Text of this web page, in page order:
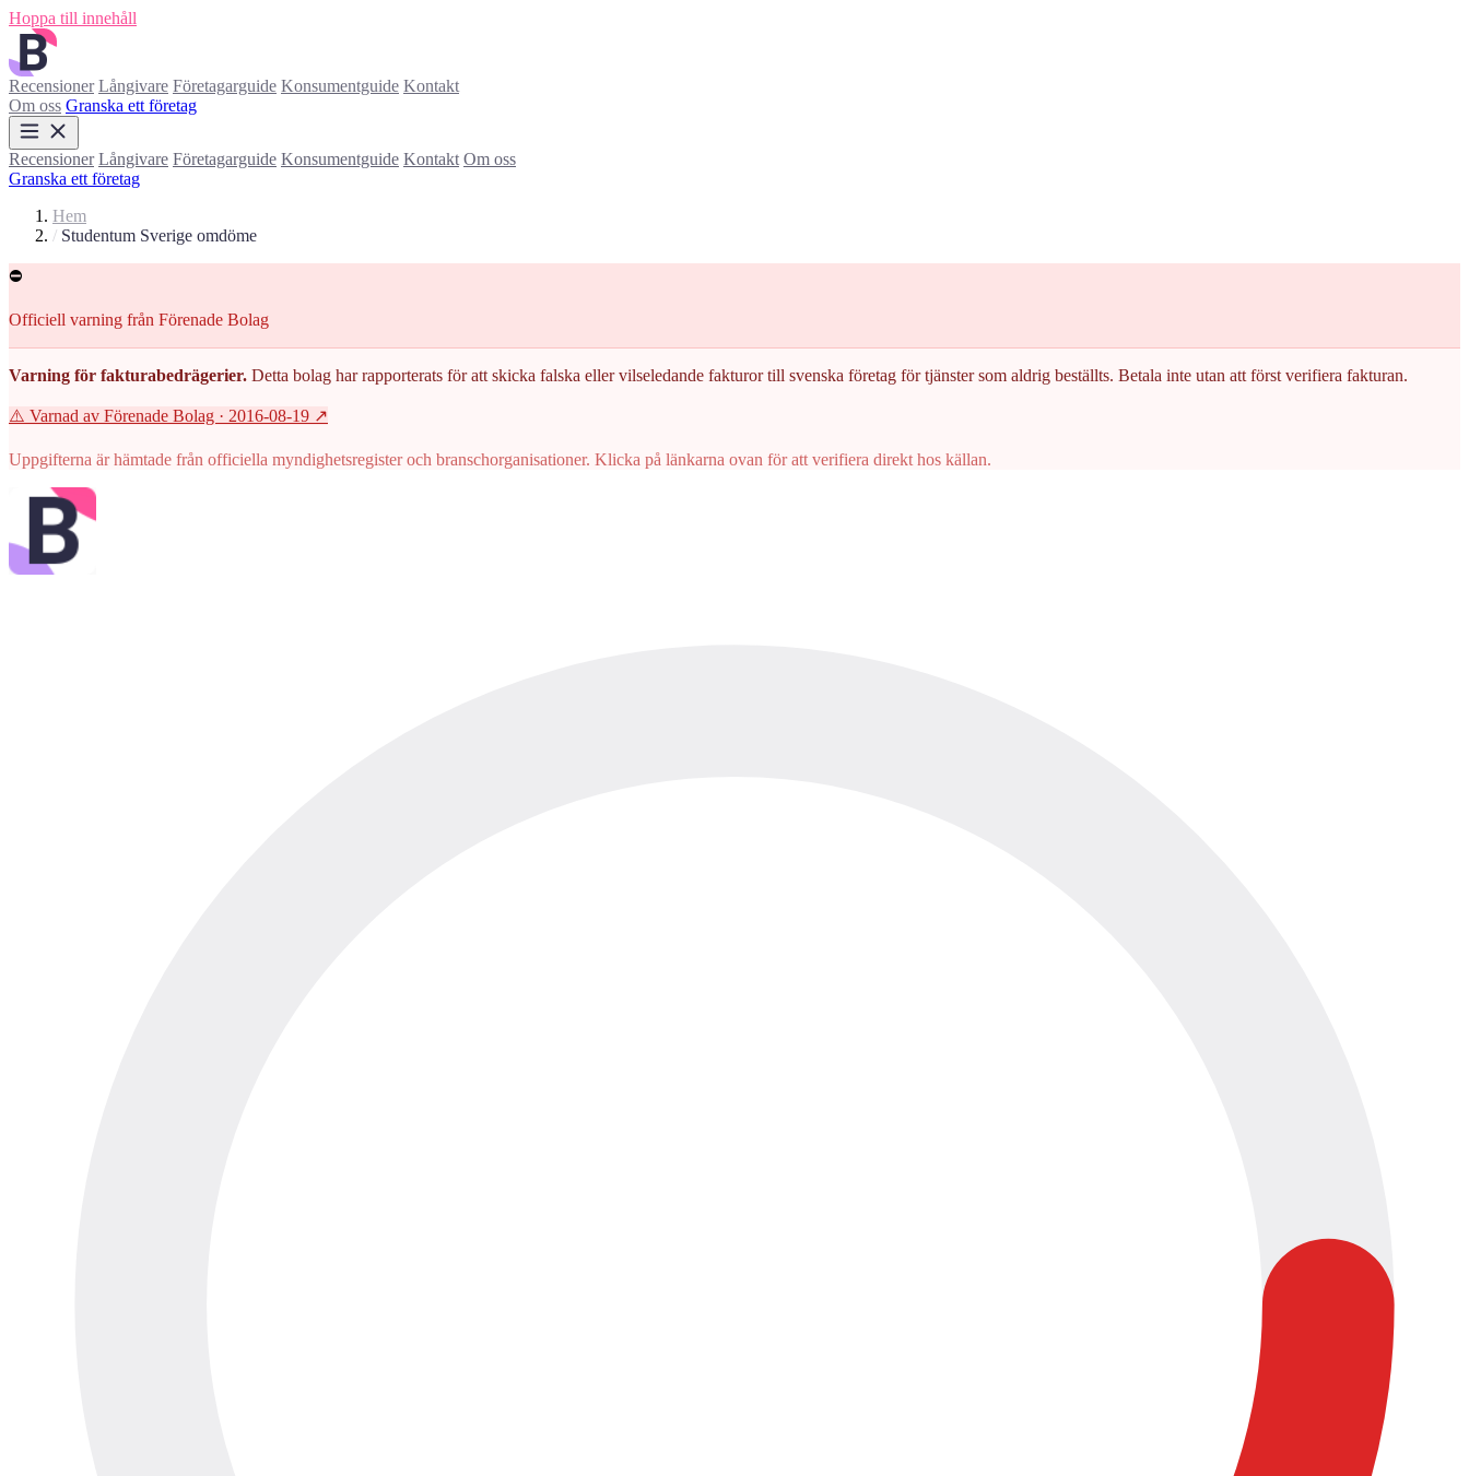
Hoppa till innehåll
Recensioner Långivare Företagarguide Konsumentguide Kontakt
Om oss Granska ett företag
Recensioner Långivare Företagarguide Konsumentguide Kontakt Om oss
Granska ett företag
Hem
/ Studentum Sverige omdöme
⛔
Officiell varning från Förenade Bolag
Varning för fakturabedrägerier. Detta bolag har rapporterats för att skicka falska eller vilseledande fakturor till svenska företag för tjänster som aldrig beställts. Betala inte utan att först verifiera fakturan.
⚠️ Varnad av Förenade Bolag · 2016-08-19 ↗
Uppgifterna är hämtade från officiella myndighetsregister och branschorganisationer. Klicka på länkarna ovan för att verifiera direkt hos källan.